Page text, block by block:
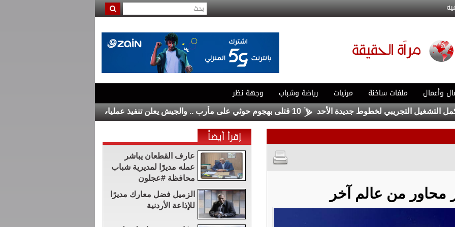
وأعمال ملفات ساخنة مرئيات رياضة وشباب وجهة نظر
التجريبي لخطوط جديدة الأحد 10 قتلى بهجوم حوثي على مأرب .. والجيش يعلن تنفيذ عمليات عسكرية
من عالم آخر
إقرأ أيضاً
عارف القطعان يباشر
عمله مديرًا لمديرية شباب
محافظة #عجلون
الزميل فضل معارك مديرًا
للإذاعة الأردنية